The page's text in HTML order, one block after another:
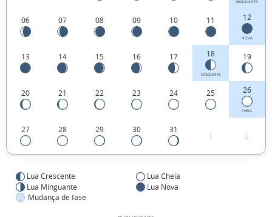
2004
MINGUANTE
06 07 08 09 10 11 12
NOVA
13 14 15 16 17 18
CRESCENTE
19
20 21 22 23 24 25 26
CHEIA
27 28 29 30 31
1 2
Lua Crescente
Lua Cheia
Lua Minguante
Lua Nova
Mudança de fase